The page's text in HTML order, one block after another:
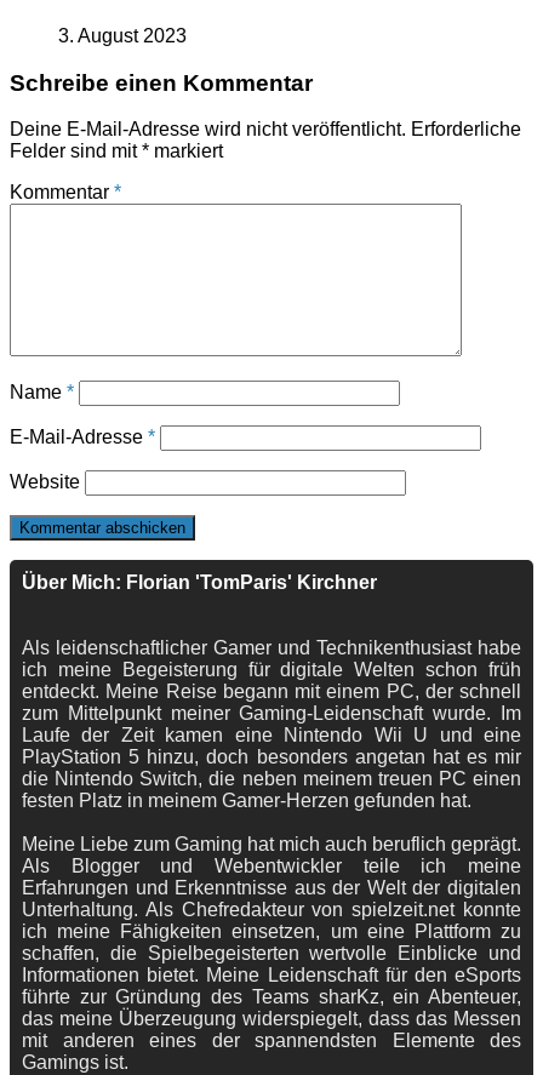
3. August 2023
Schreibe einen Kommentar
Deine E-Mail-Adresse wird nicht veröffentlicht. Erforderliche
Felder sind mit* markiert
Kommentar *
Name *
E-Mail-Adresse *
Website
Über Mich: Florian 'TomParis' Kirchner
Als leidenschaftlicher Gamer und Technikenthusiast habe
ich meine Begeisterung für digitale Welten schon früh
entdeckt. Meine Reise begann mit einem PC, der schnell
zum Mittelpunkt meiner Gaming-Leidenschaft wurde. Im
Laufe der Zeit kamen eine Nintendo Wii U und eine
PlayStation 5 hinzu, doch besonders angetan hat es mir
die Nintendo Switch, die neben meinem treuen PC einen
festen Platz in meinem Gamer-Herzen gefunden hat.
Meine Liebe zum Gaming hat mich auch beruflich geprägt.
Als Blogger und Webentwickler teile ich meine
Erfahrungen und Erkenntnisse aus der Welt der digitalen
Unterhaltung. Als Chefredakteur von spielzeit.net konnte
ich meine Fähigkeiten einsetzen, um eine Plattform zu
schaffen, die Spielbegeisterten wertvolle Einblicke und
Informationen bietet. Meine Leidenschaft für den eSports
führte zur Gründung des Teams sharKz, ein Abenteuer,
das meine Überzeugung widerspiegelt, dass das Messen
mit anderen eines der spannendsten Elemente des
Gamings ist.